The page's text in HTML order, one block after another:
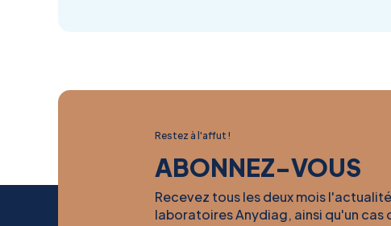
Restez à l'affut !
ABONNEZ-VOUS
Recevez tous les deux mois
laboratoires Anydiag, ainsi qu'un cas